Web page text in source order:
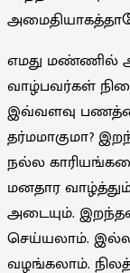
எமது மண்ணில்
வாழ்பவர்கள்
இவ்வளவு
தர்மமாகுமா?
நல்ல
மனதார
அடையும்.
செய்யலாம்.
வழங்கலாம்.